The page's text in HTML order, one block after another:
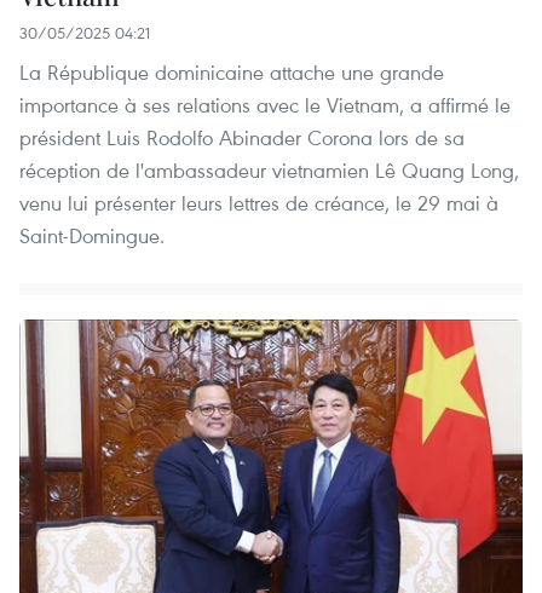
30/05/2025 04:21
La République dominicaine attache une grande
importance à ses relations avec le Vietnam, a affirmé le
président Luis Rodolfo Abinader Corona lors de sa
réception de l'ambassadeur vietnamien Lê Quang Long,
venu lui présenter leurs lettres de créance, le 29 mai à
Saint-Domingue.